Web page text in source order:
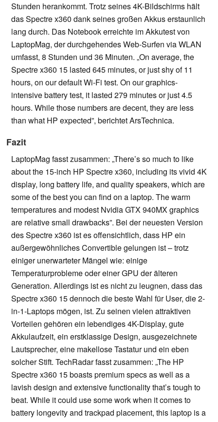
Stunden herankommt. Trotz seines 4K-Bildschirms hält
das Spectre x360 dank seines großen Akkus erstaunlich
lang durch. Das Notebook erreichte im Akkutest von
LaptopMag, der durchgehendes Web-Surfen via WLAN
umfasst, 8 Stunden und 36 Minuten. „On average, the
Spectre x360 15 lasted 645 minutes, or just shy of 11
hours, on our default Wi-Fi test. On our graphics-
intensive battery test, it lasted 279 minutes or just 4.5
hours. While those numbers are decent, they are less
than what HP expected”, berichtet ArsTechnica.
Fazit
LaptopMag fasst zusammen: „There’s so much to like
about the 15-inch HP Spectre x360, including its vivid 4K
display, long battery life, and quality speakers, which are
some of the best you can find on a laptop. The warm
temperatures and modest Nvidia GTX 940MX graphics
are relative small drawbacks”. Bei der neuesten Version
des Spectre x360 ist es offensichtlich, dass HP ein
außergewöhnliches Convertible gelungen ist – trotz
einiger unerwarteter Mängel wie: einige
Temperaturprobleme oder einer GPU der älteren
Generation. Allerdings ist es nicht zu leugnen, dass das
Spectre x360 15 dennoch die beste Wahl für User, die 2-
in-1-Laptops mögen, ist. Zu seinen vielen attraktiven
Vorteilen gehören ein lebendiges 4K-Display, gute
Akkulaufzeit, ein erstklassige Design, ausgezeichnete
Lautsprecher, eine makellose Tastatur und ein eben
solcher Stift. TechRadar fasst zusammen: „The HP
Spectre x360 15 boasts premium specs as well as a
lavish design and extensive functionality that’s tough to
beat. While it could use some work when it comes to
battery longevity and trackpad placement, this laptop is a